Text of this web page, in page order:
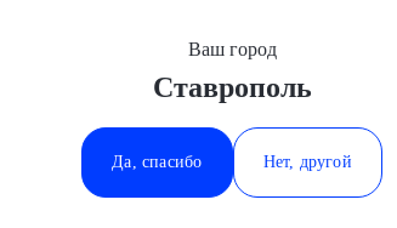
Минеральные Воды
Ростов-на-Дону
Ставрополь
Ваш город
Ставрополь
Да, спасибо Нет, другой
Диагностика двигателя
Статьи